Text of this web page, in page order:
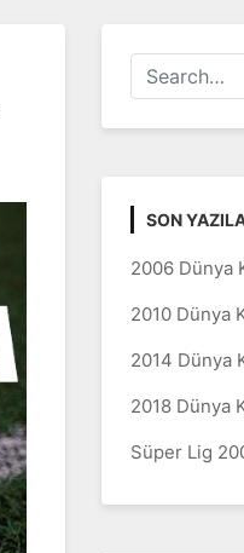
SON
2006 Dünya
2010 Dünya
2014 Dünya
2018 Dünya
Süper Lig